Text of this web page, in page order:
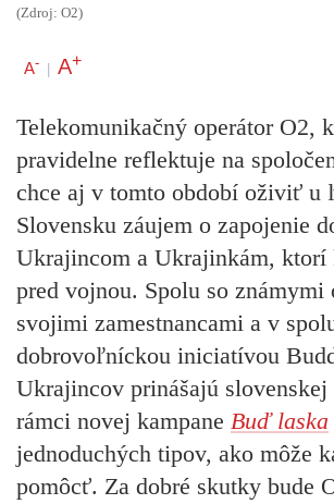
(Zdroj: O2)
A- | A+
Telekomunikačný operátor O2,
pravidelne reflektuje na
chce aj v tomto období oživiť u
Slovensku záujem o zapojenie
Ukrajincom a Ukrajinkám,
pred vojnou. Spolu so známymi
svojimi zamestnancami a v
dobrovoľníckou iniciatívou
Ukrajincov prinášajú
rámci novej kampane Buď laska
jednoduchých tipov, ako môže
pomôcť. Za dobré skutky bude